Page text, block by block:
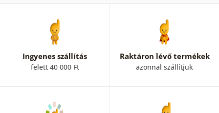
Ingyenes szállítás
felett 40 000 Ft
Raktáron lévő termékek
azonnal szállítjuk